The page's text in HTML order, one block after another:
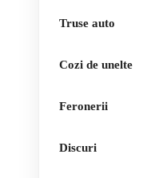
Truse auto
Cozi de unelte
Feronerii
Discuri